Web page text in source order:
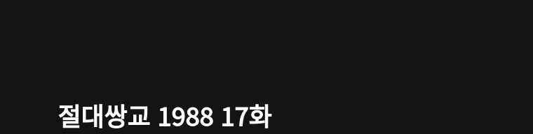
절대쌍교 1988 17화